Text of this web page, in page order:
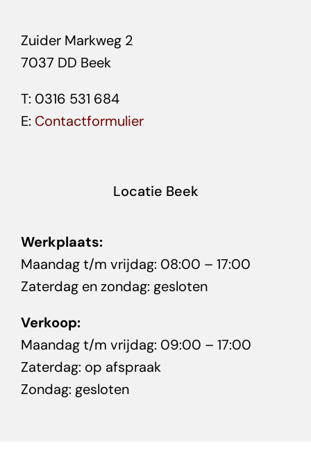
Zuider Markweg 2
7037 DD Beek
T: 0316 531 684
E: Contactformulier
Locatie Beek
Werkplaats:
Maandag t/m vrijdag: 08:00 – 17:00
Zaterdag en zondag: gesloten
Verkoop:
Maandag t/m vrijdag: 09:00 – 17:00
Zaterdag: op afspraak
Zondag: gesloten